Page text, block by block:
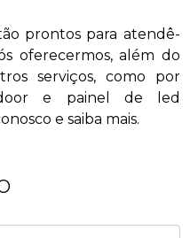
prontos para atendê-
oferecermos, além do
serviços, como por
e painel de led
e saiba mais.